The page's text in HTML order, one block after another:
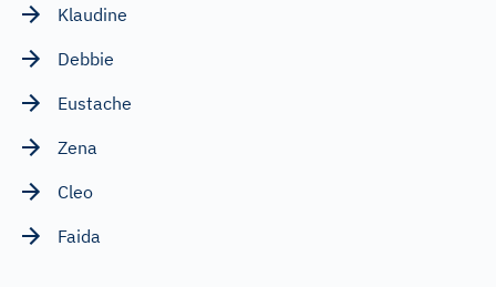
Klaudine
Debbie
Eustache
Zena
Cleo
Faida